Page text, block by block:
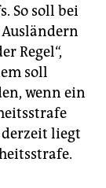
So soll bei
Regel“,
soll
wenn ein
liegt